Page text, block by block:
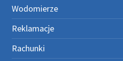
Wodomierze
Reklamacje
Rachunki